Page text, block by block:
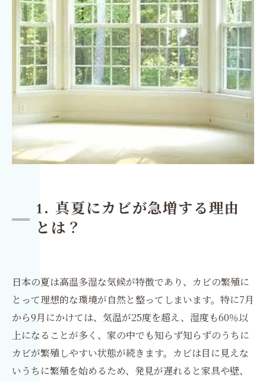
1. 真夏にカビが急増する理由
とは？
日本の夏は高温多湿な気候が特徴であり、カビの繁殖に
とって理想的な環境が自然と整ってしまいます。特に7月
から9月にかけては、気温が25度を超え、湿度も60％以
上になることが多く、家の中でも知らず知らずのうちに
カビが繁殖しやすい状態が続きます。カビは目に見えな
いうちに繁殖を始めるため、発見が遅れると家具や壁、